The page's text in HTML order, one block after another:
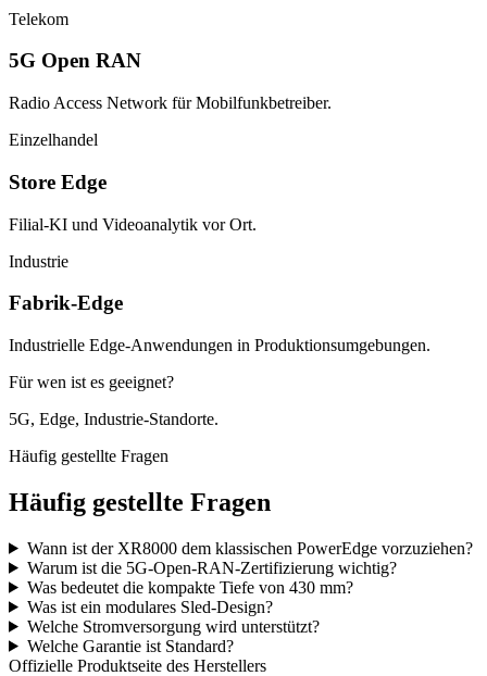
Telekom
5G Open RAN
Radio Access Network für Mobilfunkbetreiber.
Einzelhandel
Store Edge
Filial-KI und Videoanalytik vor Ort.
Industrie
Fabrik-Edge
Industrielle Edge-Anwendungen in Produktionsumgebungen.
Für wen ist es geeignet?
5G, Edge, Industrie-Standorte.
Häufig gestellte Fragen
Häufig gestellte Fragen
Wann ist der XR8000 dem klassischen PowerEdge vorzuziehen?
Warum ist die 5G-Open-RAN-Zertifizierung wichtig?
Was bedeutet die kompakte Tiefe von 430 mm?
Was ist ein modulares Sled-Design?
Welche Stromversorgung wird unterstützt?
Welche Garantie ist Standard?
Offizielle Produktseite des Herstellers